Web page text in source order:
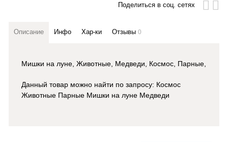
Поделиться в соц. сетях
Описание Инфо Хар-ки Отзывы0
Мишки на луне, Животные, Медведи, Космос, Парные,
Данный товар можно найти по запросу: Космос
Животные Парные Мишки на луне Медведи